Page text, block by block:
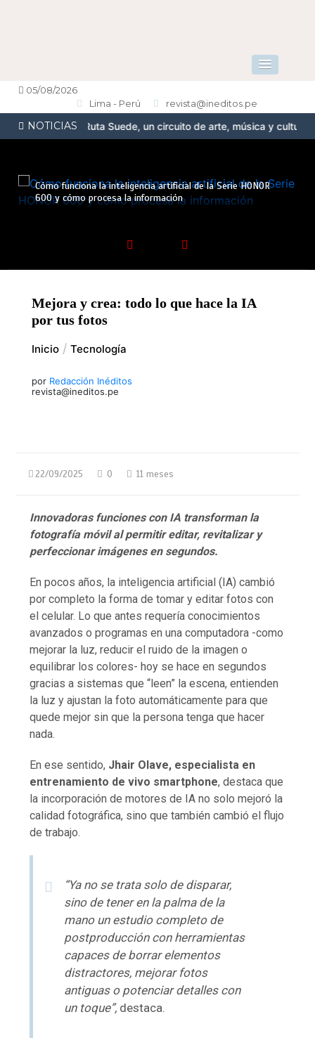
05/08/2026
Lima - Perú
revista@ineditos.pe
NOTICIAS
la Ruta Suede, un circuito de arte, música y cultura urbana
Cómo funciona la inteligencia artificial de la Serie HONOR
600 y cómo procesa la información
Mejora y crea: todo lo que hace la IA
por tus fotos
Inicio Tecnología
por Redacción Inéditos
revista@ineditos.pe
22/09/2025 0 11 meses
Innovadoras funciones con IA transforman la
fotografía móvil al permitir editar, revitalizar y
perfeccionar imágenes en segundos.
En pocos años, la inteligencia artificial (IA) cambió
por completo la forma de tomar y editar fotos con
el celular. Lo que antes requería conocimientos
avanzados o programas en una computadora -como
mejorar la luz, reducir el ruido de la imagen o
equilibrar los colores- hoy se hace en segundos
gracias a sistemas que “leen” la escena, entienden
la luz y ajustan la foto automáticamente para que
quede mejor sin que la persona tenga que hacer
nada.
En ese sentido, Jhair Olave, especialista en
entrenamiento de vivo smartphone, destaca que
la incorporación de motores de IA no solo mejoró la
calidad fotográfica, sino que también cambió el flujo
de trabajo.
“Ya no se trata solo de disparar,
sino de tener en la palma de la
mano un estudio completo de
postproducción con herramientas
capaces de borrar elementos
distractores, mejorar fotos
antiguas o potenciar detalles con
un toque”, destaca.